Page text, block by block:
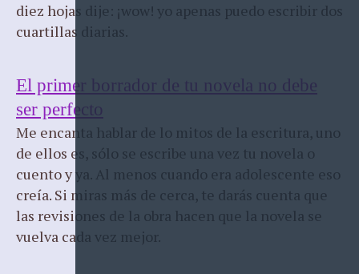
diez hojas dije: ¡wow! yo apenas puedo escribir dos
cuartillas diarias.
El primer borrador de tu novela no debe
ser perfecto
Me encanta hablar de lo mitos de la escritura, uno
de ellos es, sólo se escribe una vez tu novela o
cuento y ya. Al menos cuando era adolescente eso
creía. Si miras más de cerca, te darás cuenta que
las revisiones de la obra hacen que la novela se
vuelva cada vez mejor.